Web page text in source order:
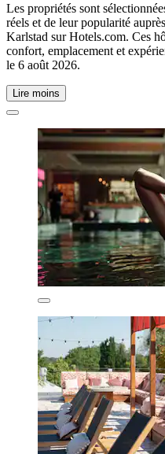
Les propriétés sont
réels et de leur popularité
Karlstad sur Hotels.com. Ces
confort, emplacement et
le 6 août 2026.
Lire moins